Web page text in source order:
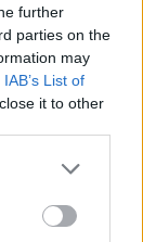
further
parties on the
may
IAB’s List of
it to other
Google
may click to
tags to
και
τον
από τον
Σάρωση